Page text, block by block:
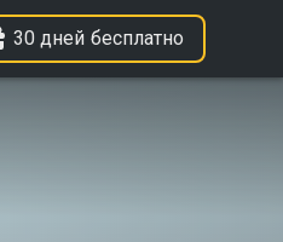
30 дней бесплатно